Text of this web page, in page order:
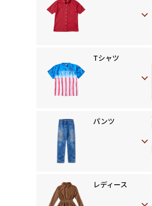
Tシャツ
パンツ
レディース